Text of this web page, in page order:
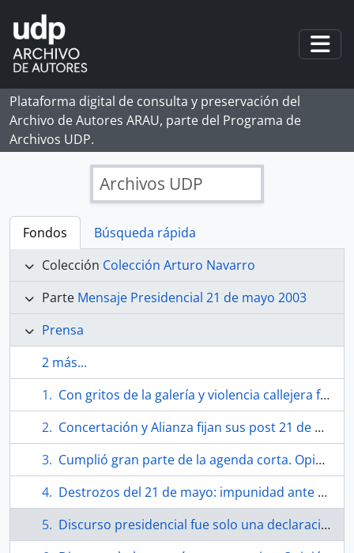
Skip to main content
Plataforma digital de consulta y preservación del
Archivo de Autores ARAU, parte del Programa de
Archivos UDP.
Archivos UDP
Fondos
Búsqueda rápida
Colección Colección Arturo Navarro
Parte Mensaje Presidencial 21 de mayo 2003
Prensa
2 más...
Con gritos de la galería y violencia callejera fue mensaje presidencial. Opinión
Concertación y Alianza fijan sus post 21 de mayo. Opinión
Cumplió gran parte de la agenda corta. Opinión
Destrozos del 21 de mayo: impunidad ante el vandalismo. Opinión
Discurso presidencial fue solo una declaración de buenas intenciones. Opinión